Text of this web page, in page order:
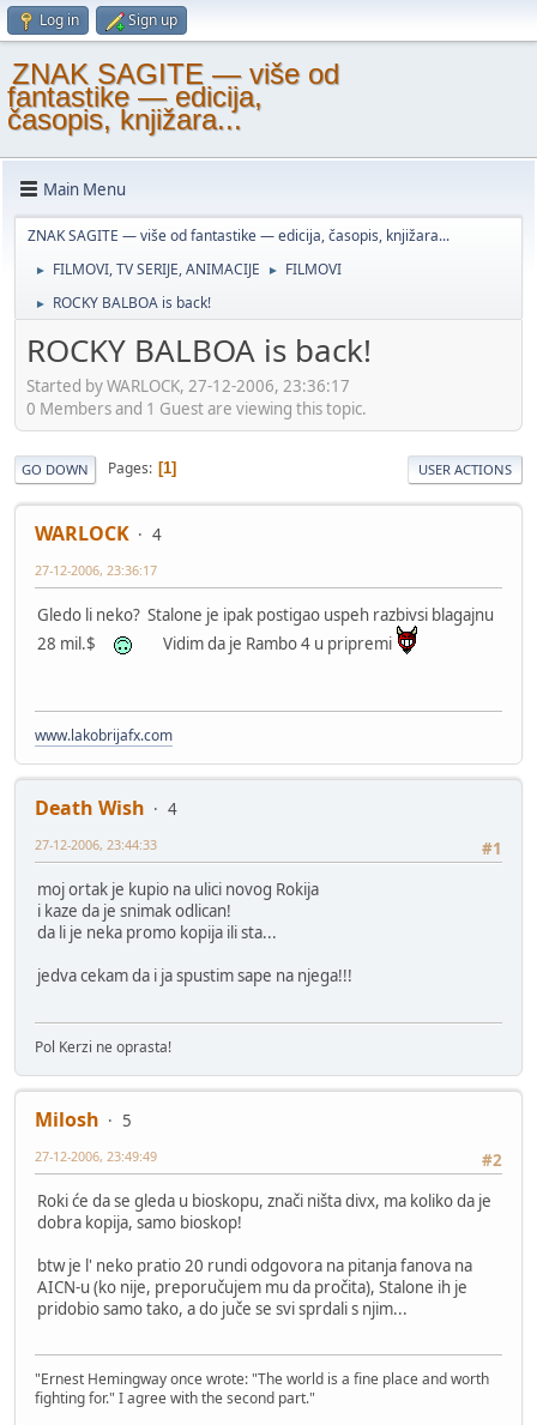
Log in Sign up
ZNAK SAGITE — više od
fantastike — edicija,
časopis, knjižara...
Main Menu
ZNAK SAGITE — više od fantastike — edicija, časopis, knjižara...
► FILMOVI, TV SERIJE, ANIMACIJE ► FILMOVI
► ROCKY BALBOA is back!
ROCKY BALBOA is back!
Started by WARLOCK, 27-12-2006, 23:36:17
0 Members and 1 Guest are viewing this topic.
GO DOWN Pages 1 USER ACTIONS
WARLOCK 4
27-12-2006, 23:36:17
Gledo li neko? Stalone je ipak postigao uspeh razbivsi blagajnu
28 mil.$
Vidim da je Rambo 4 u pripremi
www.lakobrijafx.com
Death Wish
4
#1
27-12-2006, 23:44:33
moj ortak je kupio na ulici novog Rokija
i kaze da je snimak odlican!
da li je neka promo kopija ili sta...
jedva cekam da i ja spustim sape na njega!!!
Pol Kerzi ne oprasta!
Milosh
5
#2
27-12-2006, 23:49:49
Roki će da se gleda u bioskopu, znači ništa divx, ma koliko da je
dobra kopija, samo bioskop!
btw je l' neko pratio 20 rundi odgovora na pitanja fanova na
AICN-u (ko nije, preporučujem mu da pročita), Stalone ih je
pridobio samo tako, a do juče se svi sprdali s njim...
"Ernest Hemingway once wrote: "The world is a fine place and worth
fighting for." I agree with the second part."